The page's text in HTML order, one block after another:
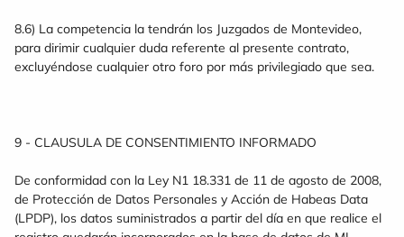
8.6) La competencia la tendrán los Juzgados de Montevideo,
para dirimir cualquier duda referente al presente contrato,
excluyéndose cualquier otro foro por más privilegiado que sea.
9 - CLAUSULA DE CONSENTIMIENTO INFORMADO
De conformidad con la Ley N1 18.331 de 11 de agosto de 2008,
de Protección de Datos Personales y Acción de Habeas Data
(LPDP), los datos suministrados a partir del día en que realice el